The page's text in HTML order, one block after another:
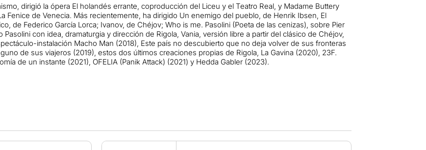
dirigió la ópera El holandés errante, coproducción del Liceu y el Teatro Real, y Madame Buttery
Fenice de Venecia. Más recientemente, ha dirigido Un enemigo del pueblo, de Henrik Ibsen, El
de Federico García Lorca; Ivanov, de Chéjov; Who is me. Pasolini (Poeta de las cenizas), sobre Pier
Pasolini con idea, dramaturgia y dirección de Rigola, Vania, versión libre a partir del clásico de Chéjov,
instalación Macho Man (2018), Este país no descubierto que no deja volver de sus fronteras
de sus viajeros (2019), estos dos últimos creaciones propias de Rigola, La Gavina (2020), 23F.
de un instante (2021), OFELIA (Panik Attack) (2021) y Hedda Gabler (2023).